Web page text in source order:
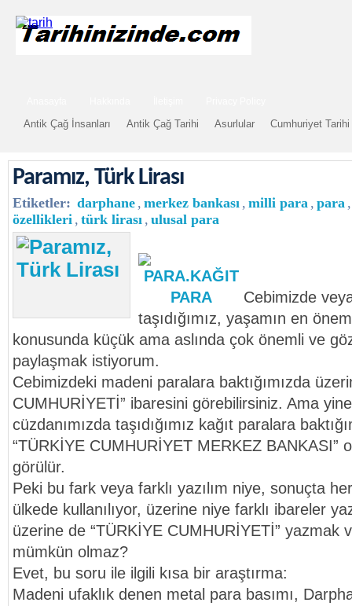
Antik Çağ İnsanları Antik Çağ Tarihi Asurlular Cumhuriyet Tarihi
Paramız, Türk Lirası
Etiketler: darphane , merkez bankası , milli para , para ,
özellikleri , türk lirası , ulusal para
Cebimizde
taşıdığımız, yaşamın en
konusunda küçük ama aslında çok önemli ve
paylaşmak istiyorum.
Cebimizdeki madeni paralara baktığımızda
CUMHURİYETİ” ibaresini görebilirsiniz. Ama
cüzdanımızda taşıdığımız kağıt paralara
“TÜRKİYE CUMHURİYET MERKEZ BANKASI”
görülür.
Peki bu fark veya farklı yazılım niye, sonuçta
ülkede kullanılıyor, üzerine niye farklı ibareler
üzerine de “TÜRKİYE CUMHURİYETİ” yazmak
mümkün olmaz?
Evet, bu soru ile ilgili kısa bir araştırma:
Madeni ufaklık denen metal para basımı,